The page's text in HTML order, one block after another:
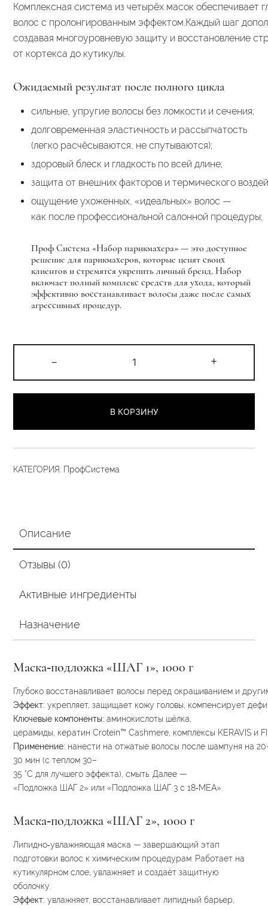
34
500 ₽.
585 ₽.
Комплексная система из четырёхмасок обеспечивает
волос с пролонгированным эффектом.Каждый шаг
создавая многоуровневуюзащиту и восстановление
откортекса докутикулы.
Ожидаемыйрезультат послеполного цикла
сильные, упругиеволосы без ломкости и сечения;
долговременная эластичностьи рассыпчатость
(легкорасчёсываются, неспутываются);
здоровый блеск и гладкостьповсей длине;
защита отвнешнихфакторови термического
ощущениеухоженных, «идеальных» волос —
как послепрофессиональной салонной процедуры;
Проф Система «Набор парикмахера» — это доступное
решение для парикмахеров, которые ценят своих
клиентов и стремятся укрепить личный бренд. Набор
включает полный комплекс средств для ухода, который
эффективно восстанавливает волосы даже после самых
агрессивных процедур.
-
товара
НАБОР
Шаг
1,2,3,4
по
+
В КОРЗИНУ
КАТЕГОРИЯ: ПрофСистема
Описание
Отзывы (0)
Активные ингредиенты
Назначение
Маска‑подложка«ШАГ1», 1000 г
Глубоковосстанавливаетволосы перед окрашиваниеми
Эффект: укрепляет, защищаеткожу головы, компенсирует
Ключевыекомпоненты: аминокислоты шёлка,
церамиды, кератин Crotein™ Cashmere, комплексы KERAVISи
Применение: нанести на отжатыеволосы послешампуня на
30 мин (с теплом30–
35 °C для лучшегоэффекта), смыть. Далее—
«Подложка ШАГ2» или «Подложка ШАГ 3с 18‑МЕА».
Маска‑подложка «ШАГ 2», 1000 г
Липидно‑увлажняющая маска — завершающий этап
подготовки волос к химическим процедурам. Работает на
кутикулярном слое, увлажняет и создаёт защитную
оболочку.
Эффект: увлажняет, восстанавливает липидный барьер,